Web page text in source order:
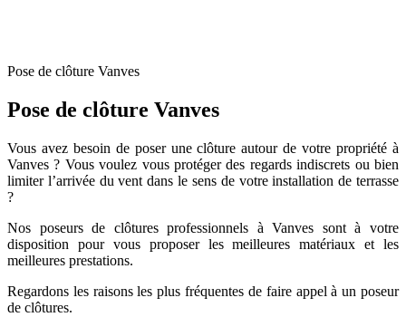
Pose de clôture Vanves
Pose de clôture Vanves
Vous avez besoin de poser une clôture autour de votre propriété à
Vanves ? Vous voulez vous protéger des regards indiscrets ou bien
limiter l’arrivée du vent dans le sens de votre installation de terrasse
?
Nos poseurs de clôtures professionnels à Vanves sont à votre
disposition pour vous proposer les meilleures matériaux et les
meilleures prestations.
Regardons les raisons les plus fréquentes de faire appel à un poseur
de clôtures.